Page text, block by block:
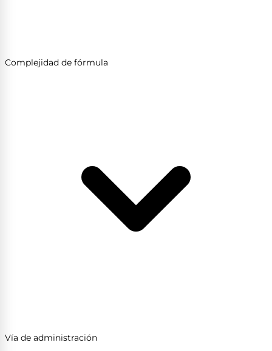
Complejidad de fórmula
Vía de administración